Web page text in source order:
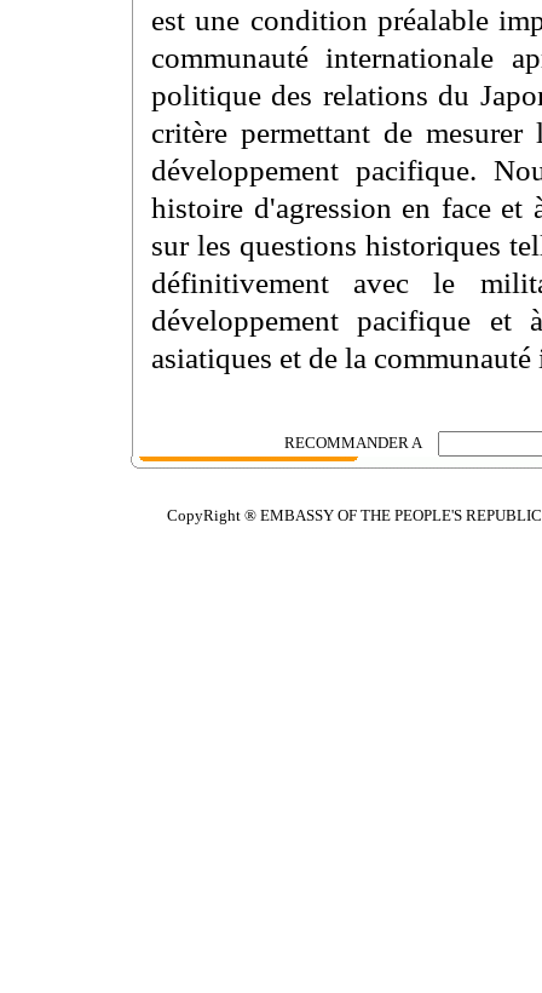
est une condition préalable
communauté internationale
politique des relations du
critère permettant de mesurer
développement pacifique.
histoire d'agression en face et
sur les questions historiques
définitivement avec le
développement pacifique
asiatiques et de la
RECOMMANDER A
CopyRight ® EMBASSY OF THE PEOPLE'S